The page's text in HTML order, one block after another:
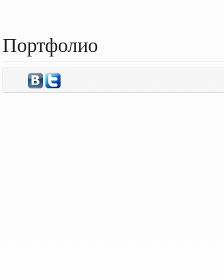
Портфолио